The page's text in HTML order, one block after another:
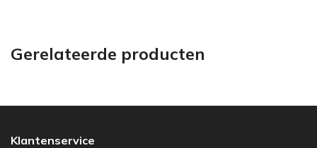
Gerelateerde producten
Klantenservice